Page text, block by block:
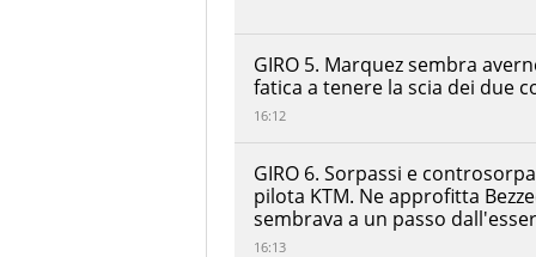
GIRO 6. Sorpassi e
pilota KTM. Ne approfitta
sembrava a un passo
16:13
GIRO 5. Marquez sembra
fatica a tenere la scia dei due
16:12
Racing
Nicolo
Lenovo
Joan
Mir
Honda
RITIRATO